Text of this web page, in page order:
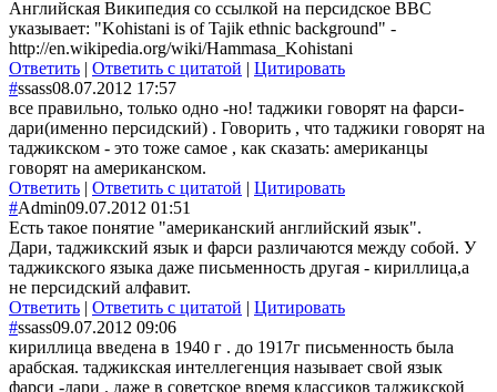
Английская Википедия со ссылкой на персидское BBC
указывает: "Kohistani is of Tajik ethnic background" -
http://en.wikipedia.org/wiki/Hammasa_Kohistani
Ответить | Ответить с цитатой | Цитировать
#ssass08.07.2012 17:57
все правильно, только одно -но! таджики говорят на фарси-
дари(именно персидский) . Говорить , что таджики говорят на
таджикском - это тоже самое , как сказать: американцы
говорят на американском.
Ответить | Ответить с цитатой | Цитировать
#Admin09.07.2012 01:51
Есть такое понятие "американский английский язык".
Дари, таджикский язык и фарси различаются между собой. У
таджикского языка даже письменность другая - кириллица,а
не персидский алфавит.
Ответить | Ответить с цитатой | Цитировать
#ssass09.07.2012 09:06
кириллица введена в 1940 г . до 1917г письменность была
арабская. таджикская интеллегенция называет свой язык
фарси -дари . даже в советское время классиков таджикской